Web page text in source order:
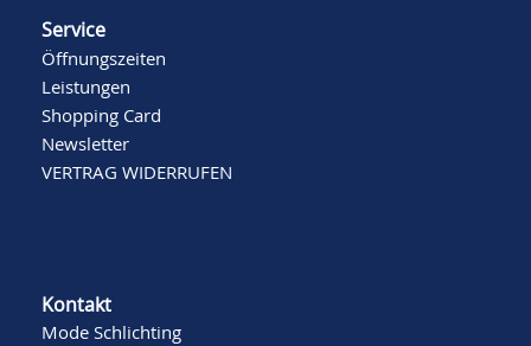
Service
Öffnungszeiten
Leistungen
Shopping Card
Newsletter
VERTRAG WIDERRUFEN
Kontakt
Mode Schlichting